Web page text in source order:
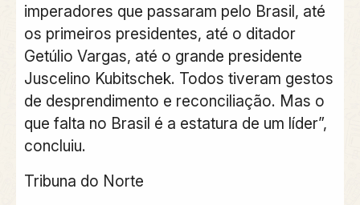
imperadores que passaram pelo Brasil, até
os primeiros presidentes, até o ditador
Getúlio Vargas, até o grande presidente
Juscelino Kubitschek. Todos tiveram gestos
de desprendimento e reconciliação. Mas o
que falta no Brasil é a estatura de um líder”,
concluiu.
Tribuna do Norte